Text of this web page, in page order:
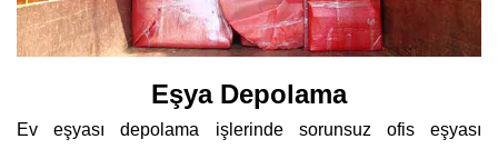
Eşya Depolama
Ev eşyası depolama işlerinde sorunsuz ofis eşyası